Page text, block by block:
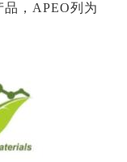
，APEO列为